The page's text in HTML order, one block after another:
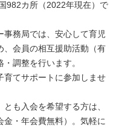
982カ所（2022年現在）で
務局では、安心して育児
、会員の相互援助活動（有
調整を行います。
てサポートに参加しませ
も入会を希望する方は、
金・年会費無料）。気軽に